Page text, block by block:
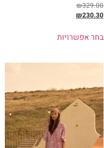
₪329.00
₪230.30
בחר אפשרויות